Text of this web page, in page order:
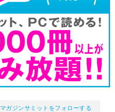
マガジンサミットをフォローする